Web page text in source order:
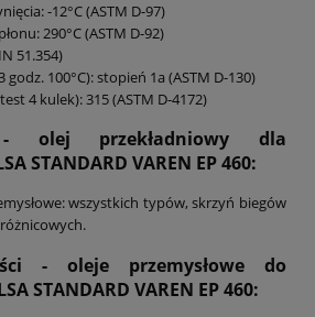
-12°C (ASTM D-97)
290°C (ASTM D-92)
51.354)
godz. 100°C): stopień 1a (ASTM D-130)
4 kulek): 315 (ASTM D-4172)
- olej przekładniowy dla
STANDARD VAREN EP 460:
wszystkich typów, skrzyń biegów
- oleje przemysłowe do
STANDARD VAREN EP 460: